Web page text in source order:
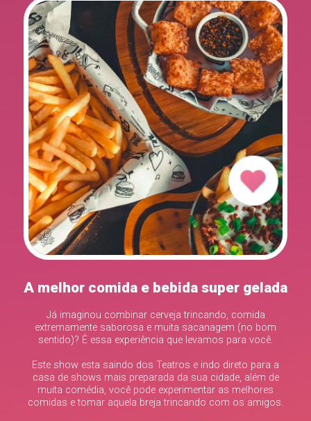
A melhor comida e bebida super gelada
Já imaginou combinar cerveja trincando, comida
extremamente saborosa e muita sacanagem (no bom
sentido)? É essa experiência que levamos para você.
Este show esta saindo dos Teatros e indo direto para a
casa de shows mais preparada da sua cidade, além de
muita comédia, você pode experimentar as melhores
comidas e tomar aquela breja trincando com os amigos.